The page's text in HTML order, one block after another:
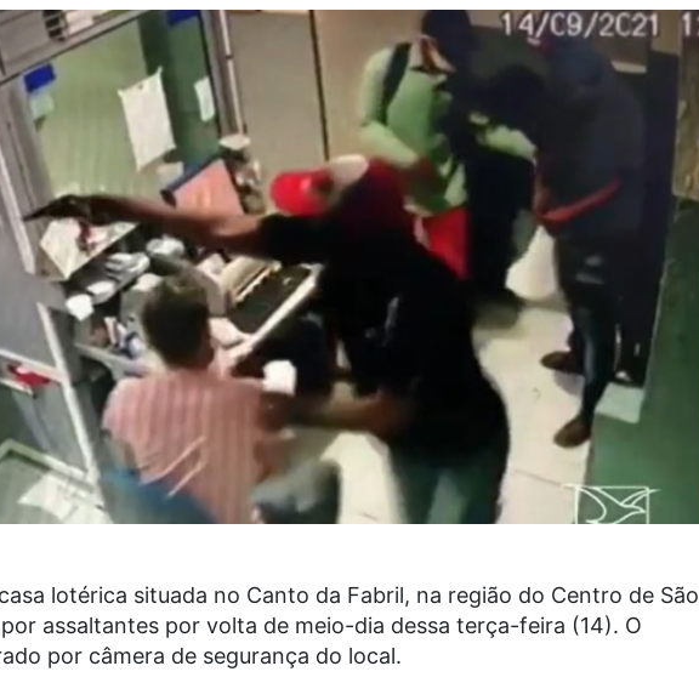
lotérica situada no Canto da Fabril, na região do Centro de São
assaltantes por volta de meio-dia dessa terça-feira (14). O
por câmera de segurança do local.